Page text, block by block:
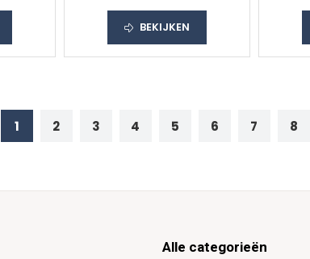
BEKIJKEN
1 2 3 4 5 6 7 8
Alle categorieën